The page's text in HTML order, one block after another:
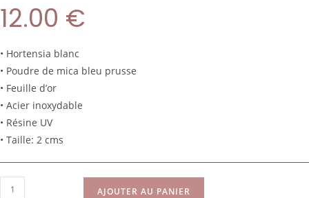
12.00 €
• Hortensia blanc
• Poudre de mica bleu prusse
• Feuille d’or
• Acier inoxydable
• Résine UV
• Taille: 2 cms
AJOUTER AU PANIER